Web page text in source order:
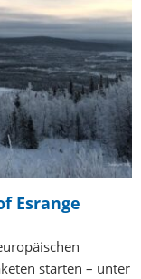
Esrange
starten – unter